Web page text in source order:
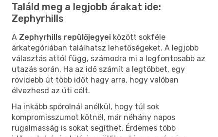
Találd meg a legjobb árakat ide:
Zephyrhills
A Zephyrhills repülőjegyei között sokféle
árkategóriában találhatsz lehetőségeket. A legjobb
választás attól függ, számodra mi a legfontosabb az
utazás során. Ha az idő számít a legtöbbet, egy
rövidebb út több időt hagy arra, hogy valóban
élvezhesd az úti célt.
Ha inkább spórolnál anélkül, hogy túl sok
kompromisszumot kötnél, már néhány napos
rugalmasság is sokat segíthet. Érdemes több